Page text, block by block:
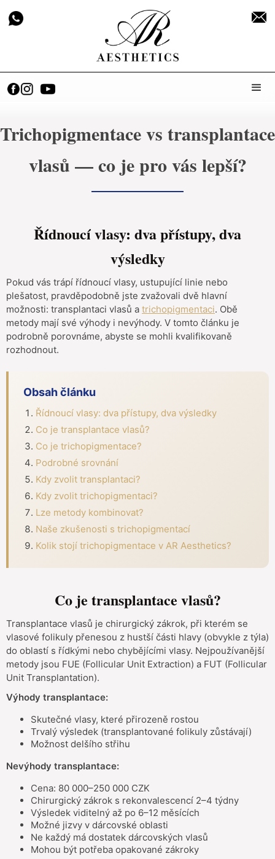
Trichopigmentace vs transplantace
vlasů — co je pro vás lepší?
Řídnoucí vlasy: dva přístupy, dva
výsledky
Pokud vás trápí řídnoucí vlasy, ustupující linie nebo
plešatost, pravděpodobně jste zvažovali dvě hlavní
možnosti: transplantaci vlasů a trichopigmentaci. Obě
metody mají své výhody i nevýhody. V tomto článku je
podrobně porovnáme, abyste se mohli kvalifikovaně
rozhodnout.
Obsah článku
Řídnoucí vlasy: dva přístupy, dva výsledky
Co je transplantace vlasů?
Co je trichopigmentace?
Podrobné srovnání
Kdy zvolit transplantaci?
Kdy zvolit trichopigmentaci?
Lze metody kombinovat?
Naše zkušenosti s trichopigmentací
Kolik stojí trichopigmentace v AR Aesthetics?
Co je transplantace vlasů?
Transplantace vlasů je chirurgický zákrok, při kterém se
vlasové folikuly přenesou z hustší části hlavy (obvykle z týla)
do oblastí s řídkými nebo chybějícími vlasy. Nejpoužívanější
metody jsou FUE (Follicular Unit Extraction) a FUT (Follicular
Unit Transplantation).
Výhody transplantace:
Skutečné vlasy, které přirozeně rostou
Trvalý výsledek (transplantované folikuly zůstávají)
Možnost delšího střihu
Nevýhody transplantace:
Cena: 80 000–250 000 CZK
Chirurgický zákrok s rekonvalescencí 2–4 týdny
Výsledek viditelný až po 6–12 měsících
Možné jizvy v dárcovské oblasti
Ne každý má dostatek dárcovských vlasů
Mohou být potřeba opakované zákroky